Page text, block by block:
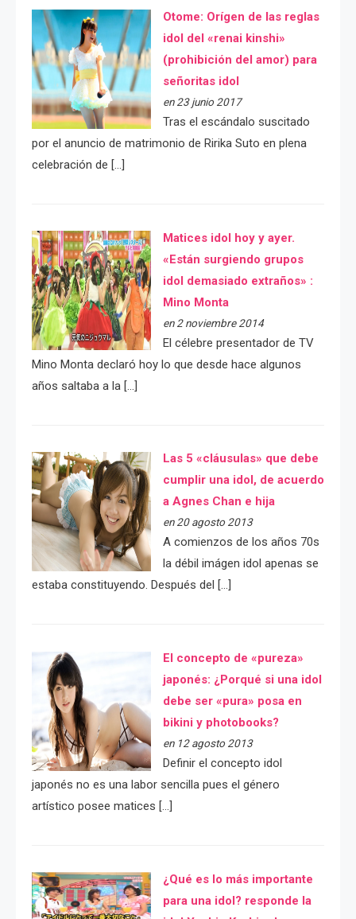
Otome: Orígen de las reglas
idol del «renai kinshi»
(prohibición del amor) para
señoritas idol
en 23 junio 2017
Tras el escándalo suscitado
por el anuncio de matrimonio de Ririka Suto en plena
celebración de […]
Matices idol hoy y ayer.
«Están surgiendo grupos
idol demasiado extraños» :
Mino Monta
en 2 noviembre 2014
El célebre presentador de TV
Mino Monta declaró hoy lo que desde hace algunos
años saltaba a la […]
Las 5 «cláusulas» que debe
cumplir una idol, de acuerdo
a Agnes Chan e hija
en 20 agosto 2013
A comienzos de los años 70s
la débil imágen idol apenas se
estaba constituyendo. Después del […]
El concepto de «pureza»
japonés: ¿Porqué si una idol
debe ser «pura» posa en
bikini y photobooks?
en 12 agosto 2013
Definir el concepto idol
japonés no es una labor sencilla pues el género
artístico posee matices […]
¿Qué es lo más importante
para una idol? responde la